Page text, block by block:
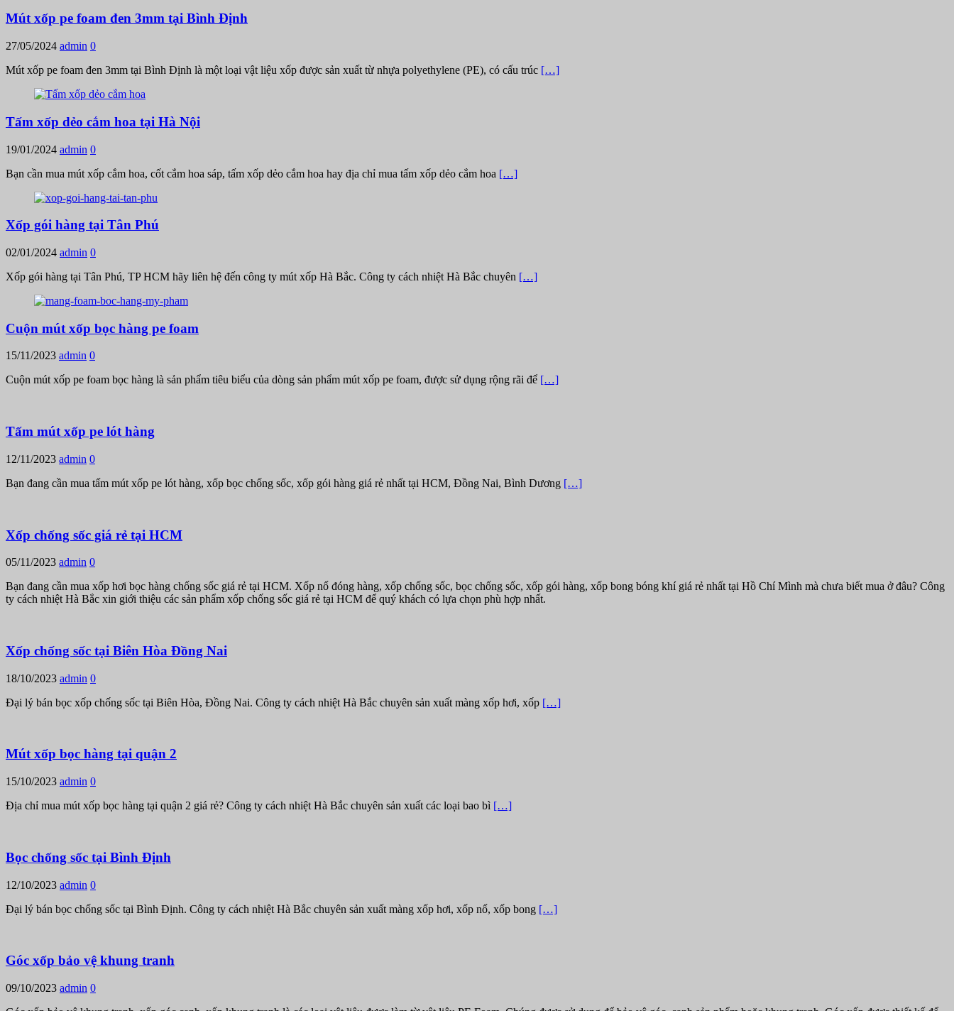
Mút xốp pe foam đen 3mm tại Bình Định
27/05/2024 admin 0
Mút xốp pe foam đen 3mm tại Bình Định là một loại vật liệu xốp được sản xuất từ nhựa polyethylene (PE), có cấu trúc […]
Tấm xốp dẻo cắm hoa tại Hà Nội
19/01/2024 admin 0
Bạn cần mua mút xốp cắm hoa, cốt cắm hoa sáp, tấm xốp dẻo cắm hoa hay địa chỉ mua tấm xốp dẻo cắm hoa […]
Xốp gói hàng tại Tân Phú
02/01/2024 admin 0
Xốp gói hàng tại Tân Phú, TP HCM hãy liên hệ đến công ty mút xốp Hà Bắc. Công ty cách nhiệt Hà Bắc chuyên […]
Cuộn mút xốp bọc hàng pe foam
15/11/2023 admin 0
Cuộn mút xốp pe foam bọc hàng là sản phẩm tiêu biểu của dòng sản phẩm mút xốp pe foam, được sử dụng rộng rãi để […]
Tấm mút xốp pe lót hàng
12/11/2023 admin 0
Bạn đang cần mua tấm mút xốp pe lót hàng, xốp bọc chống sốc, xốp gói hàng giá rẻ nhất tại HCM, Đồng Nai, Bình Dương […]
Xốp chống sốc giá rẻ tại HCM
05/11/2023 admin 0
Bạn đang cần mua xốp hơi bọc hàng chống sốc giá rẻ tại HCM. Xốp nổ đóng hàng, xốp chống sốc, bọc chống sốc, xốp gói hàng, xốp bong bóng khí giá rẻ nhất tại Hồ Chí Mình mà chưa biết mua ở đâu? Công
ty cách nhiệt Hà Bắc xin giới thiệu các sản phẩm xốp chống sốc giá rẻ tại HCM để quý khách có lựa chọn phù hợp nhất.
Xốp chống sốc tại Biên Hòa Đồng Nai
18/10/2023 admin 0
Đại lý bán bọc xốp chống sốc tại Biên Hòa, Đồng Nai. Công ty cách nhiệt Hà Bắc chuyên sản xuất màng xốp hơi, xốp […]
Mút xốp bọc hàng tại quận 2
15/10/2023 admin 0
Địa chỉ mua mút xốp bọc hàng tại quận 2 giá rẻ? Công ty cách nhiệt Hà Bắc chuyên sản xuất các loại bao bì […]
Bọc chống sốc tại Bình Định
12/10/2023 admin 0
Đại lý bán bọc chống sốc tại Bình Định. Công ty cách nhiệt Hà Bắc chuyên sản xuất màng xốp hơi, xốp nổ, xốp bong […]
Góc xốp bảo vệ khung tranh
09/10/2023 admin 0